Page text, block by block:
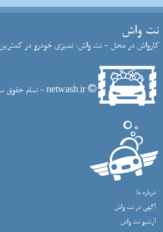
نت واش
کارواش در محل - نت واش: تمیزی خودرو در
netwash.ir - تمام حقوق سایت نت واش محفوظ است
درباره ما
آگهی در نت واش
آرشیو نت واش